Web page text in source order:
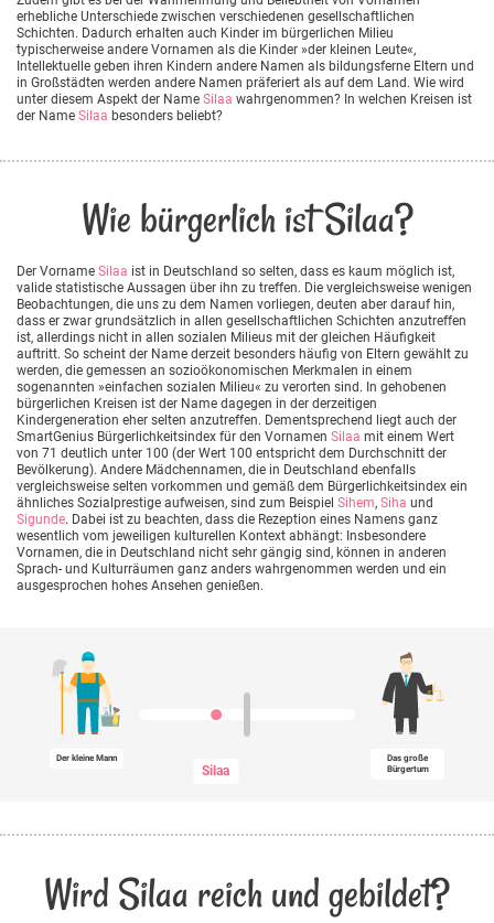
erhebliche Unterschiede zwischen verschiedenen gesellschaftlichen
Schichten. Dadurch erhalten auch Kinder im bürgerlichen Milieu
typischerweise andere Vornamen als die Kinder »der kleinen Leute«,
Intellektuelle geben ihren Kindern andere Namen als bildungsferne Eltern und
in Großstädten werden andere Namen präferiert als auf dem Land. Wie wird
unter diesem Aspekt der Name Silaa wahrgenommen? In welchen Kreisen ist
der Name Silaa besonders beliebt?
Wie bürgerlich ist Silaa?
Der Vorname Silaa ist in Deutschland so selten, dass es kaum möglich ist,
valide statistische Aussagen über ihn zu treffen. Die vergleichsweise wenigen
Beobachtungen, die uns zu dem Namen vorliegen, deuten aber darauf hin,
dass er zwar grundsätzlich in allen gesellschaftlichen Schichten anzutreffen
ist, allerdings nicht in allen sozialen Milieus mit der gleichen Häufigkeit
auftritt. So scheint der Name derzeit besonders häufig von Eltern gewählt zu
werden, die gemessen an sozioökonomischen Merkmalen in einem
sogenannten »einfachen sozialen Milieu« zu verorten sind. In gehobenen
bürgerlichen Kreisen ist der Name dagegen in der derzeitigen
Kindergeneration eher selten anzutreffen. Dementsprechend liegt auch der
SmartGenius Bürgerlichkeitsindex für den Vornamen Silaa mit einem Wert
von 71 deutlich unter 100 (der Wert 100 entspricht dem Durchschnitt der
Bevölkerung). Andere Mädchennamen, die in Deutschland ebenfalls
vergleichsweise selten vorkommen und gemäß dem Bürgerlichkeitsindex ein
ähnliches Sozialprestige aufweisen, sind zum Beispiel Sihem, Siha und
Sigunde. Dabei ist zu beachten, dass die Rezeption eines Namens ganz
wesentlich vom jeweiligen kulturellen Kontext abhängt: Insbesondere
Vornamen, die in Deutschland nicht sehr gängig sind, können in anderen
Sprach- und Kulturräumen ganz anders wahrgenommen werden und ein
ausgesprochen hohes Ansehen genießen.
Der kleine Mann
Silaa
Das große
Bürgertum
Wird Silaa reich und gebildet?